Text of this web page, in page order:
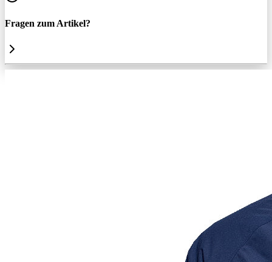
Fragen zum Artikel?